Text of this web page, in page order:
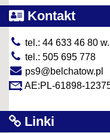
Kontakt
tel.: 44 633 46 80
tel.: 505 695 778
ps9@belchatow.pl
AE:PL-61898-
Linki